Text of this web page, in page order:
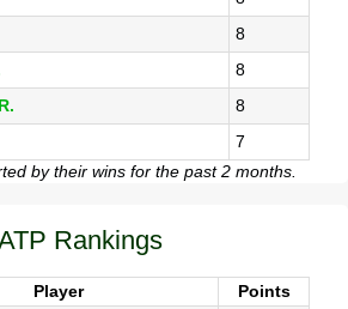
8
8
8
7
by their wins for the past 2 months.
Rankings
Player
Points